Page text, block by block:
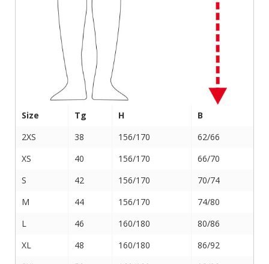
Size Tg H
B
2XS
38 156/170
62/66
XS
40 156/170
66/70
S
42 156/170
70/74
M
44 156/170
74/80
L
46 160/180
80/86
XL
48 160/180
86/92